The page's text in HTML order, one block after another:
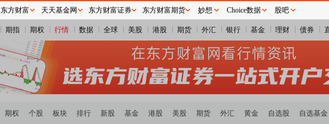
期指 期权 行情 数据 全球 美股 港股 期货 外汇 银行 基金 理财 债券
期权 个股 板块 排行 新股 基金 港股 美股 期货 外汇 黄金 自选股 自选基金
东方财富 天天基金网 东方财富证券 东方财富期货 妙想 Choice数据 股吧